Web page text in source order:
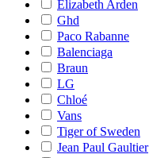
Elizabeth Arden
Ghd
Paco Rabanne
Balenciaga
Braun
LG
Chloé
Vans
Tiger of Sweden
Jean Paul Gaultier